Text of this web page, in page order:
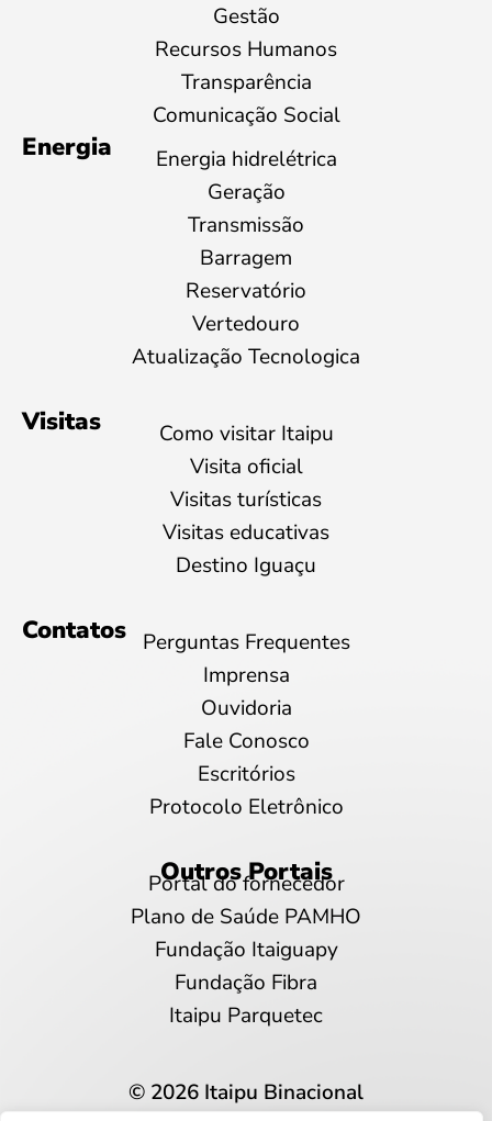
Gestão
Recursos Humanos
Transparência
Comunicação Social
Energia
Energia hidrelétrica
Geração
Transmissão
Barragem
Reservatório
Vertedouro
Atualização Tecnologica
Visitas
Como visitar Itaipu
Visita oficial
Visitas turísticas
Visitas educativas
Destino Iguaçu
Contatos
Perguntas Frequentes
Imprensa
Ouvidoria
Fale Conosco
Escritórios
Protocolo Eletrônico
Outros Portais
Portal do fornecedor
Plano de Saúde PAMHO
Fundação Itaiguapy
Fundação Fibra
Itaipu Parquetec
© 2026 Itaipu Binacional